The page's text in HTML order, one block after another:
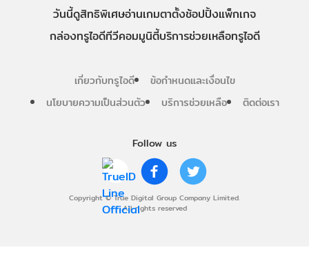
Follow us
Copyright © True Digital Group Company Limited.
All rights reserved
วันนี้ดูสิทธิพิเศษอ่านเกมตาตั้งช้อปปิ้งแพ็กเกจ
กล่องทรูไอดีทีวีคอมมูนิตี้บริการช่วยเหลือทรูไอดี
เกี่ยวกับทรูไอดี
ข้อกำหนดและเงื่อนไข
นโยบายความเป็นส่วนตัว
บริการช่วยเหลือ ติดต่อเรา